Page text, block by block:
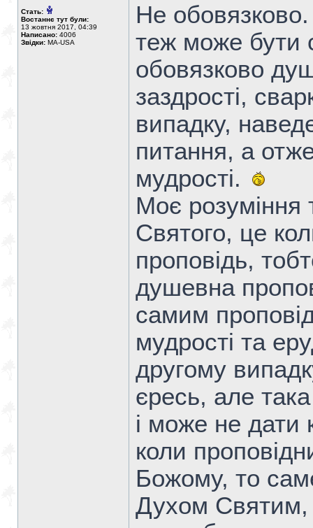
Стать:
Востаннє тут були:
13 жовтня 2017, 04:39
Написано: 4006
Звідки: MA-USA
Не
теж може бути
обовязково
заздрості,
випадку,
питання, а отже
мудрості.
Моє розуміння
Святого, це
проповідь,
душевна
самим
мудрості та
другому
єресь, але
і може не дати
коли
Божому, то
Духом Святим,